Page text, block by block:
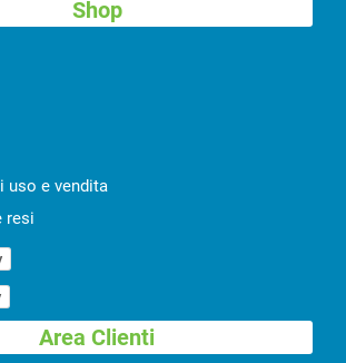
Shop
uso e vendita
resi
Area Clienti